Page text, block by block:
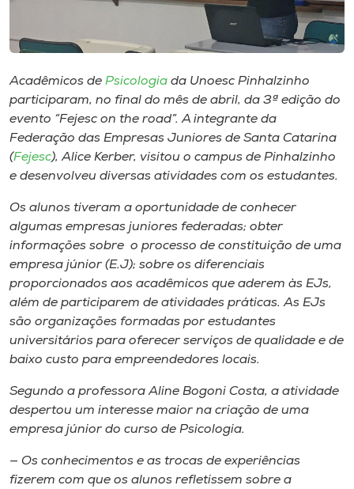
Museu
Unoesc
Store
Selecione
o idioma
Acadêmicos de Psicologia da Unoesc Pinhalzinho
participaram, no final do mês de abril, da 3ª edição do
evento “Fejesc on the road”. A integrante da
Federação das Empresas Juniores de Santa Catarina
(Fejesc), Alice Kerber, visitou o campus de Pinhalzinho
e desenvolveu diversas atividades com os estudantes.
Os alunos tiveram a oportunidade de conhecer
algumas empresas juniores federadas; obter
informações sobre o processo de constituição de uma
empresa júnior (E.J); sobre os diferenciais
proporcionados aos acadêmicos que aderem às EJs,
além de participarem de atividades práticas. As EJs
são organizações formadas por estudantes
universitários para oferecer serviços de qualidade e de
baixo custo para empreendedores locais.
Segundo a professora Aline Bogoni Costa, a atividade
despertou um interesse maior na criação de uma
empresa júnior do curso de Psicologia.
— Os conhecimentos e as trocas de experiências
fizerem com que os alunos refletissem sobre a